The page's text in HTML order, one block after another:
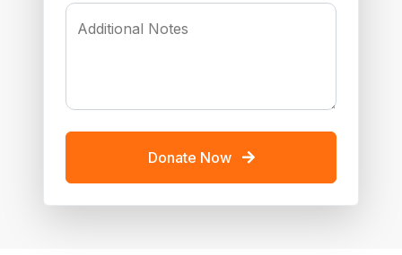
Additional Notes
Donate Now